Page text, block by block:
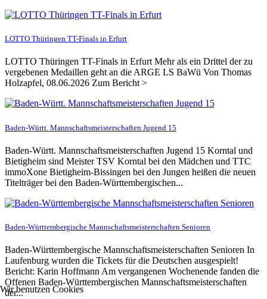
LOTTO Thüringen TT-Finals in Erfurt
LOTTO Thüringen TT-Finals in Erfurt Mehr als ein Drittel der zu
vergebenen Medaillen geht an die ARGE LS BaWü Von Thomas
Holzapfel, 08.06.2026 Zum Bericht >
Baden-Württ. Mannschaftsmeisterschaften Jugend 15
Baden-Württ. Mannschaftsmeisterschaften Jugend 15 Korntal und
Bietigheim sind Meister TSV Korntal bei den Mädchen und TTC
immoXone Bietigheim-Bissingen bei den Jungen heißen die neuen
Titelträger bei den Baden-Württembergischen...
Baden-Württembergische Mannschaftsmeisterschaften Senioren
Baden-Württembergische Mannschaftsmeisterschaften Senioren In
Laufenburg wurden die Tickets für die Deutschen ausgespielt!
Bericht: Karin Hoffmann Am vergangenen Wochenende fanden die
Offenen Baden-Württembergischen Mannschaftsmeisterschaften
der...
Wir benutzen Cookies